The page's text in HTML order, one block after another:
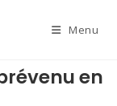
Menu
en